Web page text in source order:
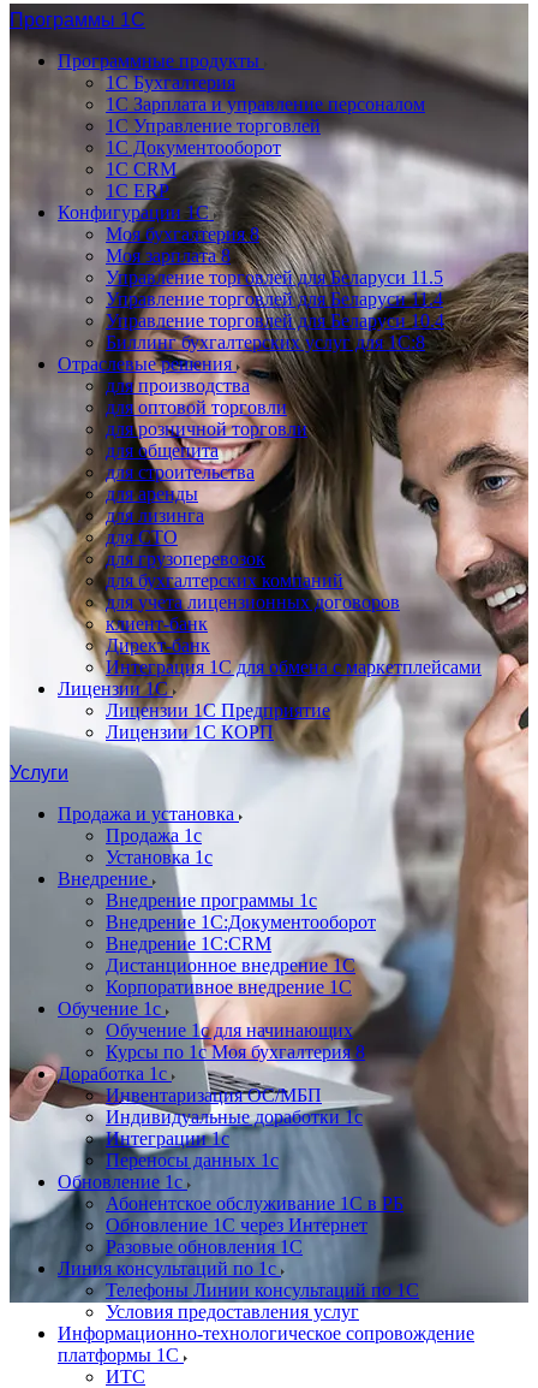
Программы 1С
Программные продукты
1С Бухгалтерия
1С Зарплата и управление персоналом
1С Управление торговлей
1С Документооборот
1С CRM
1С ERP
Конфигурации 1С
Моя бухгалтерия 8
Моя зарплата 8
Управление торговлей для Беларуси 11.5
Управление торговлей для Беларуси 11.4
Управление торговлей для Беларуси 10.4
Биллинг бухгалтерских услуг для 1С:8
Отраслевые решения
для производства
для оптовой торговли
для розничной торговли
для общепита
для строительства
для аренды
для лизинга
для СТО
для грузоперевозок
для бухгалтерских компаний
для учета лицензионных договоров
клиент-банк
Директ-банк
Интеграция 1C для обмена с маркетплейсами
Лицензии 1С
Лицензии 1С Предприятие
Лицензии 1С КОРП
Услуги
Продажа и установка
Продажа 1с
Установка 1с
Внедрение
Внедрение программы 1с
Внедрение 1С:Документооборот
Внедрение 1С:CRM
Дистанционное внедрение 1С
Корпоративное внедрение 1С
Обучение 1с
Обучение 1с для начинающих
Курсы по 1с Моя бухгалтерия 8
Доработка 1с
Инвентаризация ОС/МБП
Индивидуальные доработки 1с
Интеграции 1с
Переносы данных 1с
Обновление 1с
Абонентское обслуживание 1С в РБ
Обновление 1С через Интернет
Разовые обновления 1С
Линия консультаций по 1с
Телефоны Линии консультаций по 1С
Условия предоставления услуг
Информационно-технологическое сопровождение
платформы 1С
ИТС